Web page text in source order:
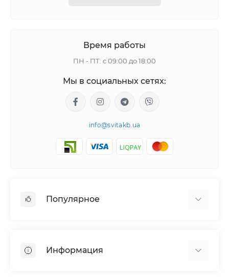
Время работы
ПН - ПТ: с 09:00 до 18:00
Мы в социальных сетях:
info@svitakb.ua
Популярное
Системы хранения энергии
Информация